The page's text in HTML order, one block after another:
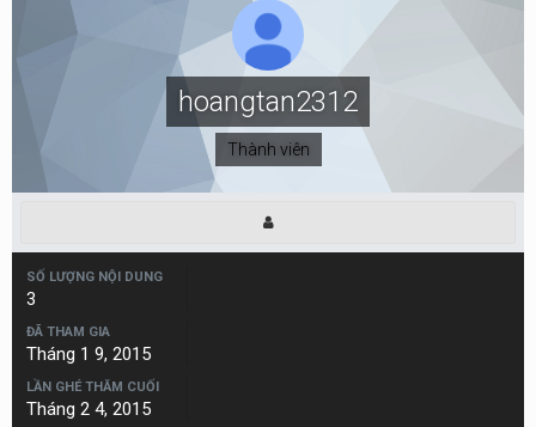
hoangtan2312
Thành viên
SỐ LƯỢNG NỘI DUNG
3
ĐÃ THAM GIA
Tháng 1 9, 2015
LẦN GHÉ THĂM CUỐI
Tháng 2 4, 2015